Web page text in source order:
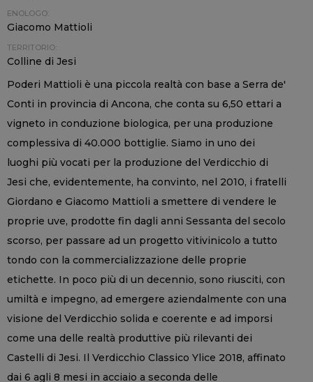
ENOLOGO:
Giacomo Mattioli
TERRITORIO:
Colline di Jesi
Poderi Mattioli è una piccola realtà con base a Serra de'
Conti in provincia di Ancona, che conta su 6,50 ettari a
vigneto in conduzione biologica, per una produzione
complessiva di 40.000 bottiglie. Siamo in uno dei
luoghi più vocati per la produzione del Verdicchio di
Jesi che, evidentemente, ha convinto, nel 2010, i fratelli
Giordano e Giacomo Mattioli a smettere di vendere le
proprie uve, prodotte fin dagli anni Sessanta del secolo
scorso, per passare ad un progetto vitivinicolo a tutto
tondo con la commercializzazione delle proprie
etichette. In poco più di un decennio, sono riusciti, con
umiltà e impegno, ad emergere aziendalmente con una
visione del Verdicchio solida e coerente e ad imporsi
come una delle realtà produttive più rilevanti dei
Castelli di Jesi. Il Verdicchio Classico Ylice 2018, affinato
dai 6 agli 8 mesi in acciaio a seconda delle